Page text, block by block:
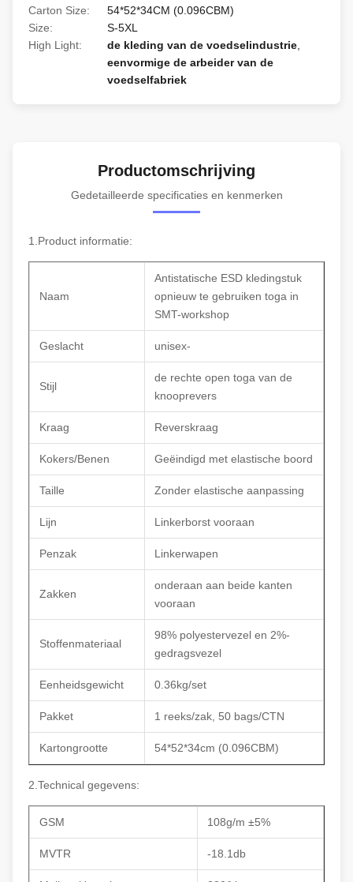
Carton Size:
54*52*34CM (0.096CBM)
Size:
S-5XL
High Light:
de kleding van de voedselindustrie
eenvormige de arbeider van de
voedselfabriek
Productomschrijving
Gedetailleerde specificaties en kenmerken
1.Product informatie:
Naam
Antistatische ESD kledingstuk
opnieuw te gebruiken toga in
SMT-workshop
Geslacht unisex-
Stijl
de rechte open toga van de
knooprevers
Kraag Reverskraag
Kokers/Benen Geëindigd met elastische boord
Taille Zonder elastische aanpassing
Lijn Linkerborst vooraan
Penzak Linkerwapen
Zakken
onderaan aan beide kanten
vooraan
Stoffenmateriaal
98% polyestervezel en 2%-
gedragsvezel
Eenheidsgewicht 0.36kg/set
Pakket 1 reeks/zak, 50 bags/CTN
Kartongrootte 54*52*34cm (0.096CBM)
2.Technical gegevens:
GSM 108g/m ±5%
MVTR -18.1db